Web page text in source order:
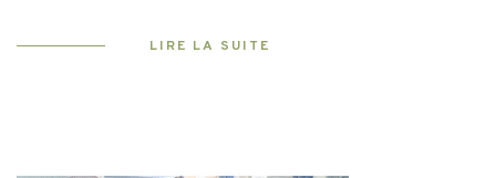
LIRE LA SUITE